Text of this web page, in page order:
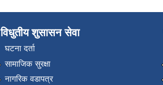
विधुतीय शुसासन सेवा
घटना दर्ता
सामाजिक सुरक्षा
नागरिक वडापत्र